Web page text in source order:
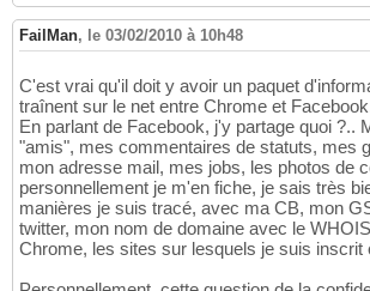
FailMan, le 03/02/2010 à 10h48
C'est vrai qu'il doit y avoir un paquet
traînent sur le net entre Chrome et
En parlant de Facebook, j'y partage quoi ?..
"amis", mes commentaires de statuts, mes
mon adresse mail, mes jobs, les photos de
personnellement je m'en fiche, je sais très
manières je suis tracé, avec ma CB, mon
twitter, mon nom de domaine avec le
Chrome, les sites sur lesquels je suis inscrit